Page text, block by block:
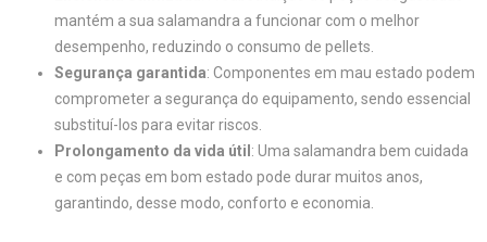
mantém a sua salamandra a funcionar com o melhor
desempenho, reduzindo o consumo de pellets.
Segurança garantida: Componentes em mau estado podem
comprometer a segurança do equipamento, sendo essencial
substituí-los para evitar riscos.
Prolongamento da vida útil : Uma salamandra bem cuidada
e com peças em bom estado pode durar muitos anos,
garantindo, desse modo, conforto e economia.